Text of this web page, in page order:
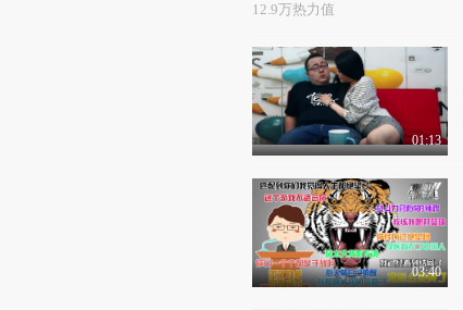
12.9万热力值
01:13
03:40